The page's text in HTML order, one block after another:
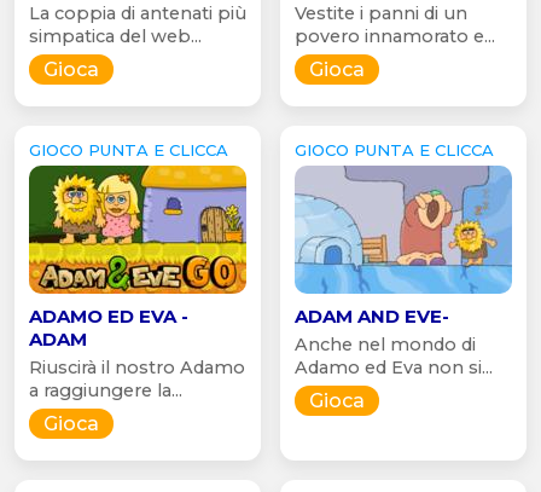
La coppia di antenati più
simpatica del web...
Gioca
Vestite i panni di un
povero innamorato e...
Gioca
GIOCO PUNTA E CLICCA
ADAMO ED EVA -
ADAM
Riuscirà il nostro Adamo
a raggiungere la...
Gioca
GIOCO PUNTA E CLICCA
ADAM AND EVE-
Anche nel mondo di
Adamo ed Eva non si...
Gioca